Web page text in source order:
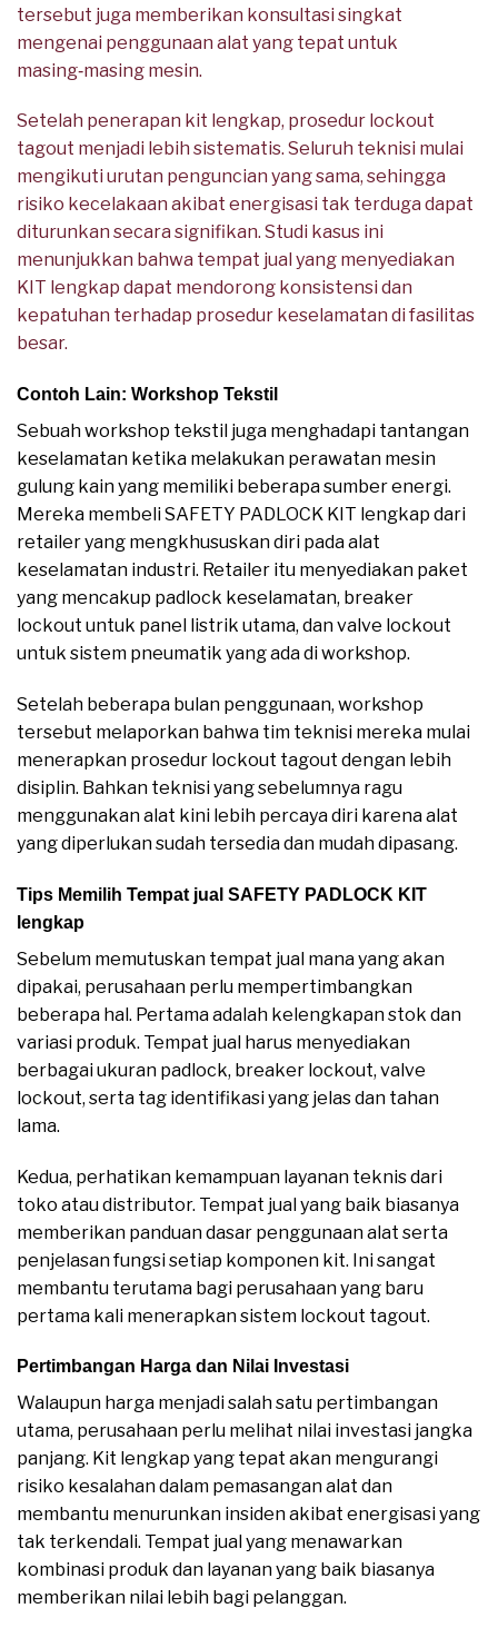
tersebut juga memberikan konsultasi singkat
mengenai penggunaan alat yang tepat untuk
masing‑masing mesin.
Setelah penerapan kit lengkap, prosedur lockout
tagout menjadi lebih sistematis. Seluruh teknisi mulai
mengikuti urutan penguncian yang sama, sehingga
risiko kecelakaan akibat energisasi tak terduga dapat
diturunkan secara signifikan. Studi kasus ini
menunjukkan bahwa tempat jual yang menyediakan
KIT lengkap dapat mendorong konsistensi dan
kepatuhan terhadap prosedur keselamatan di fasilitas
besar.
Contoh Lain: Workshop Tekstil
Sebuah workshop tekstil juga menghadapi tantangan
keselamatan ketika melakukan perawatan mesin
gulung kain yang memiliki beberapa sumber energi.
Mereka membeli SAFETY PADLOCK KIT lengkap dari
retailer yang mengkhususkan diri pada alat
keselamatan industri. Retailer itu menyediakan paket
yang mencakup padlock keselamatan, breaker
lockout untuk panel listrik utama, dan valve lockout
untuk sistem pneumatik yang ada di workshop.
Setelah beberapa bulan penggunaan, workshop
tersebut melaporkan bahwa tim teknisi mereka mulai
menerapkan prosedur lockout tagout dengan lebih
disiplin. Bahkan teknisi yang sebelumnya ragu
menggunakan alat kini lebih percaya diri karena alat
yang diperlukan sudah tersedia dan mudah dipasang.
Tips Memilih Tempat jual SAFETY PADLOCK KIT
lengkap
Sebelum memutuskan tempat jual mana yang akan
dipakai, perusahaan perlu mempertimbangkan
beberapa hal. Pertama adalah kelengkapan stok dan
variasi produk. Tempat jual harus menyediakan
berbagai ukuran padlock, breaker lockout, valve
lockout, serta tag identifikasi yang jelas dan tahan
lama.
Kedua, perhatikan kemampuan layanan teknis dari
toko atau distributor. Tempat jual yang baik biasanya
memberikan panduan dasar penggunaan alat serta
penjelasan fungsi setiap komponen kit. Ini sangat
membantu terutama bagi perusahaan yang baru
pertama kali menerapkan sistem lockout tagout.
Pertimbangan Harga dan Nilai Investasi
Walaupun harga menjadi salah satu pertimbangan
utama, perusahaan perlu melihat nilai investasi jangka
panjang. Kit lengkap yang tepat akan mengurangi
risiko kesalahan dalam pemasangan alat dan
membantu menurunkan insiden akibat energisasi yang
tak terkendali. Tempat jual yang menawarkan
kombinasi produk dan layanan yang baik biasanya
memberikan nilai lebih bagi pelanggan.